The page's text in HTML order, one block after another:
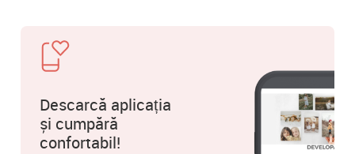
Descarcă aplicația
și cumpără
confortabil!